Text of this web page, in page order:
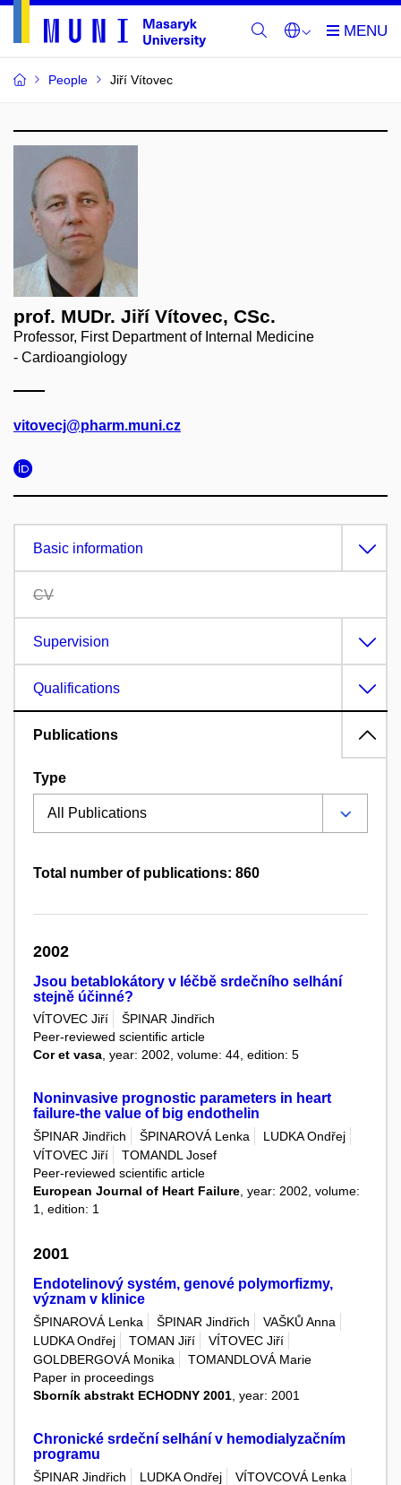
People Jiří Vítovec
prof. MUDr. Jiří Vítovec, CSc.
Professor, First Department of Internal Medicine
- Cardioangiology
vitovecj@pharm.muni.cz
Basic information
CV
Supervision
Qualifications
Publications
Type
Total number of publications: 860
2002
Jsou betablokátory v léčbě srdečního selhání
stejně účinné?
VÍTOVEC Jiří
ŠPINAR Jindřich
Peer-reviewed scientific article
Cor et vasa, year: 2002, volume: 44, edition: 5
Noninvasive prognostic parameters in heart
failure-the value of big endothelin
ŠPINAR Jindřich ŠPINAROVÁ Lenka
LUDKA Ondřej
VÍTOVEC Jiří
TOMANDL Josef
Peer-reviewed scientific article
European Journal of Heart Failure , year: 2002, volume:
1, edition: 1
2001
Endotelinový systém, genové polymorfizmy,
význam v klinice
ŠPINAROVÁ Lenka ŠPINAR Jindřich
VAŠKŮ Anna
LUDKA Ondřej
TOMAN Jiří
VÍTOVEC Jiří
GOLDBERGOVÁ Monika
TOMANDLOVÁ Marie
Paper in proceedings
Sborník abstrakt ECHODNY 2001, year: 2001
Chronické srdeční selhání v hemodialyzačním
programu
ŠPINAR Jindřich LUDKA Ondřej
VÍTOVCOVÁ Lenka